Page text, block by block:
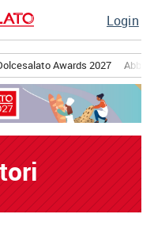
Login
Awards 2027